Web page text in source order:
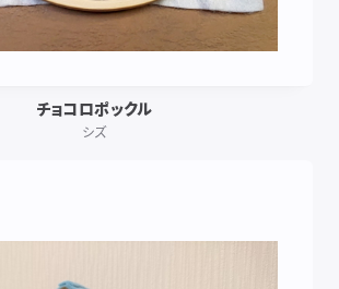
チョコロポックル
シズ